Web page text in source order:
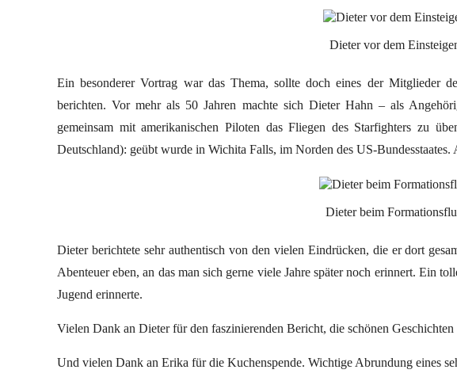
Dieter vor dem
Ein besonderer Vortrag war das Thema, sollte doch eines der Mitglieder
berichten. Vor mehr als 50 Jahren machte sich Dieter Hahn – als
gemeinsam mit amerikanischen Piloten das Fliegen des Starfighters zu
Deutschland): geübt wurde in Wichita Falls, im Norden des US-Bundesstaates.
Dieter beim
Dieter berichtete sehr authentisch von den vielen Eindrücken, die er dort
Abenteuer eben, an das man sich gerne viele Jahre später noch erinnert. Ein
Jugend erinnerte.
Vielen Dank an Dieter für den faszinierenden Bericht, die schönen
Und vielen Dank an Erika für die Kuchenspende. Wichtige Abrundung eines